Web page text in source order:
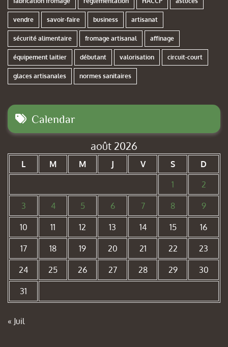
vendre savoir-faire business artisanat
sécurité alimentaire fromage artisanal affinage
équipement laitier débutant valorisation circuit-court
glaces artisanales normes sanitaires
Calendar
août 2026
L M M J V S
D
1
2
3 4 5 6 7 8 9
10 11 12 13 14 15 16
17 18 19 20 21 22 23
24 25 26 27 28 29 30
31
« Juil